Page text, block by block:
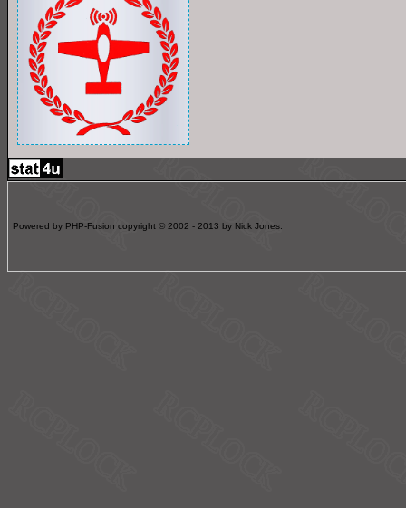
Powered by PHP-Fusion copyright © 2002 - 2013 by Nick Jones.